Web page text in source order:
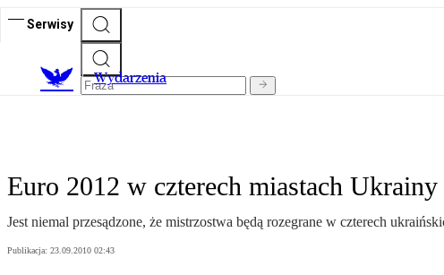
Serwisy
Wydarzenia
Euro 2012 w czterech miastach Ukrainy
Jest niemal przesądzone, że mistrzostwa będą rozegrane w czterech
Publikacja: 23.09.2010 02:43